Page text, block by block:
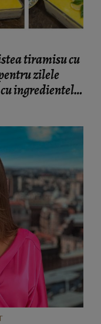
tiramisu cu
zilele
ingredientele